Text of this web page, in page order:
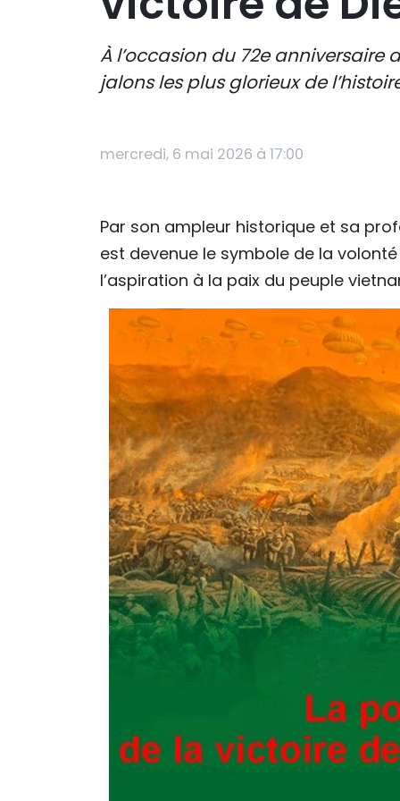
À l’occasion du 72e anniversaire
jalons les plus glorieux de
mercredi, 6 mai 2026 à 17:00
Par son ampleur historique et sa
est devenue le symbole de la
l’aspiration à la paix du peuple